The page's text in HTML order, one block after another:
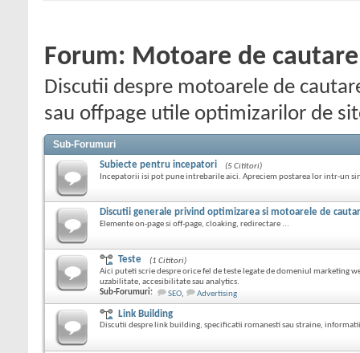
Forum: Motoare de
Discutii despre motoarele de
sau offpage utile optimizarilor de
Sub-Forumuri
Subiecte pentru incepatori
(5 Cititori)
Incepatorii isi pot pune intrebarile aici. Apreciem postarea lor intr-un
Discutii generale privind optimizarea si motoarele de
Elemente on-page si off-page, cloaking, redirectare ...
Teste
(1 Cititori)
Aici puteti scrie despre orice fel de teste legate de domeniul marketing
uzabilitate, accesibilitate sau analytics.
Sub-Forumuri:
SEO, Advertising
Link Building
Discutii despre link building, specificatii romanesti sau straine,